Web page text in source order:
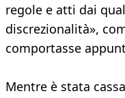
regole e atti dai
discrezionalità»,
comportasse
Mentre è stata